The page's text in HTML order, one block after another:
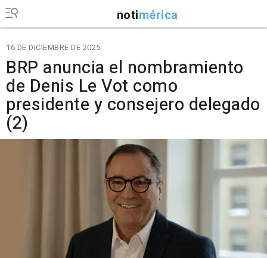
notimérica
16 DE DICIEMBRE DE 2025
BRP anuncia el nombramiento
de Denis Le Vot como
presidente y consejero delegado
(2)